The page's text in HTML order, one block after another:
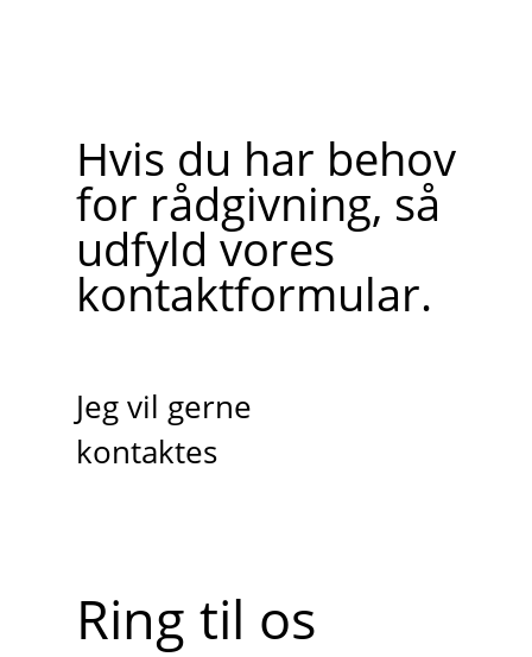
Hvis du har behov
for rådgivning, så
udfyld vores
kontaktformular.
Jeg vil gerne
kontaktes
Ring til os